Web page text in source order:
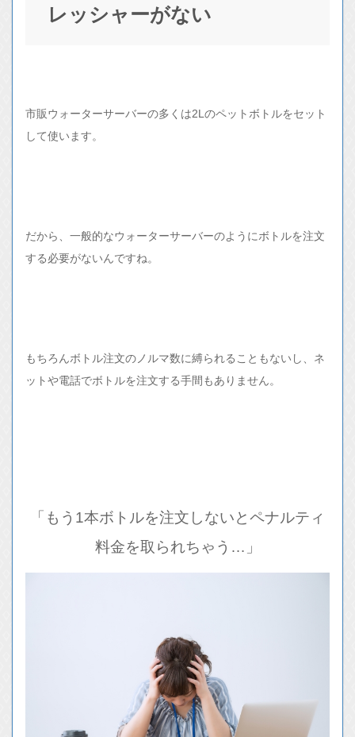
レッシャーがない
市販ウォーターサーバーの多くは2Lのペットボトルをセット
して使います。
だから、一般的なウォーターサーバーのようにボトルを注文
する必要がないんですね。
もちろんボトル注文のノルマ数に縛られることもないし、ネ
ットや電話でボトルを注文する手間もありません。
「もう1本ボトルを注文しないとペナルティ
料金を取られちゃう…」